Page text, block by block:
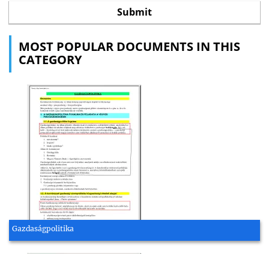
MOST POPULAR DOCUMENTS IN THIS
CATEGORY
Gazdaságpolitika